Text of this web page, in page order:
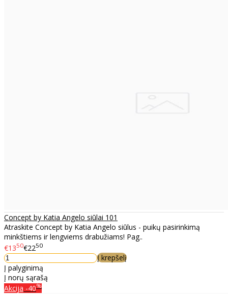
Concept by Katia Angelo siūlai 101
Atraskite Concept by Katia Angelo siūlus - puikų pasirinkimą
minkštiems ir lengviems drabužiams! Pag..
€1350€2250
Į krepšelį
Į palyginimą
Į norų sąrašą
Akcija -40%